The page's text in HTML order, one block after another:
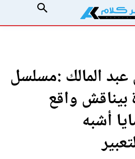
المالك :مسلسل
واقع
أشبه